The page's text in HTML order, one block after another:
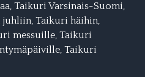
,Taikuri Varsinais-Suomi,
juhliin,Taikuri häihin,
messuille,Taikuri
,Taikuri